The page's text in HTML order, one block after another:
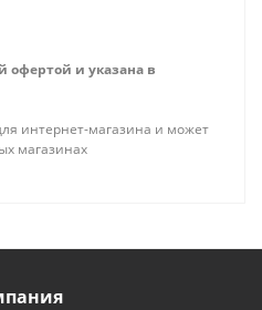
офертой и указана в
интернет-магазина и может
магазинах